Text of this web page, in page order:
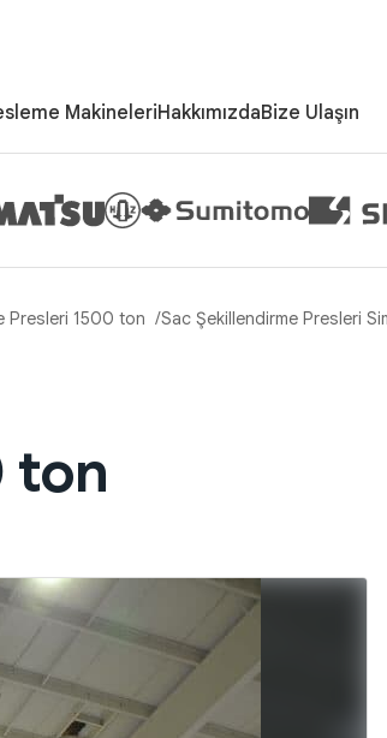
MakineleriHakkımızdaBize Ulaşın
Presleri 1500 ton Sac Şekillendirme Presleri
ton